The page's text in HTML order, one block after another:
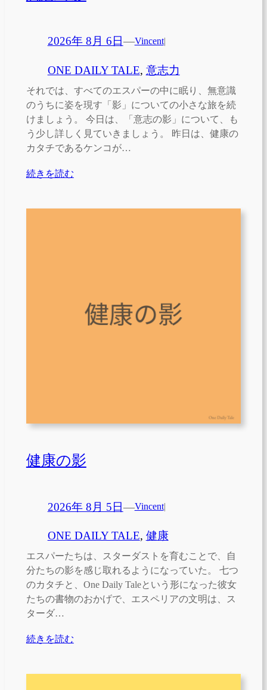
2026年 8月 6日—Vincent|
ONE DAILY TALE, 意志力
それでは、すべてのエスパーの中に眠り、無意識
のうちに姿を現す「影」についての小さな旅を続
けましょう。 今日は、「意志の影」について、も
う少し詳しく見ていきましょう。 昨日は、健康の
カタチであるケンコが…
続きを読む
健康の影
2026年 8月 5日—Vincent|
ONE DAILY TALE, 健康
エスパーたちは、スターダストを育むことで、自
分たちの影を感じ取れるようになっていた。 七つ
のカタチと、One Daily Taleという形になった彼女
たちの書物のおかげで、エスペリアの文明は、ス
ターダ…
続きを読む